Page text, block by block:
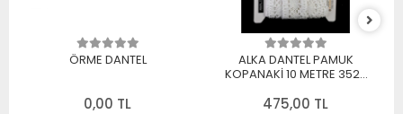
ÖRME DANTEL
0,00 TL
ALKA DANTEL PAMUK
KOPANAKİ 10 METRE 3520
475,00 TL